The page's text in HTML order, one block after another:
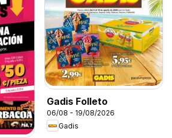
Gadis Folleto
06/08 - 19/08/2026
Gadis